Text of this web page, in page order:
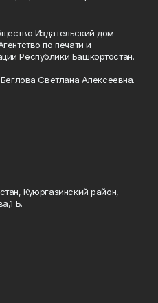
Издательский дом
по печати и
Республики Башкортостан.
Светлана Алексеевна.
Куюргазинский район,
Б.